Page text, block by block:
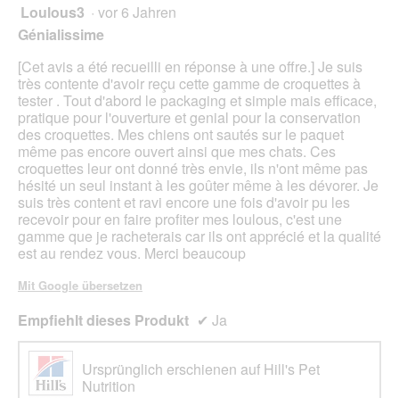
5
von
5
Sternen.
Loulous3 · vor 6 Jahren
Génialissime
[Cet avis a été recueilli en réponse à une offre.] Je suis
très contente d'avoir reçu cette gamme de croquettes à
tester . Tout d'abord le packaging et simple mais efficace,
pratique pour l'ouverture et genial pour la conservation
des croquettes. Mes chiens ont sautés sur le paquet
même pas encore ouvert ainsi que mes chats. Ces
croquettes leur ont donné très envie, ils n'ont même pas
hésité un seul instant à les goûter même à les dévorer. Je
suis très content et ravi encore une fois d'avoir pu les
recevoir pour en faire profiter mes loulous, c'est une
gamme que je racheterais car ils ont apprécié et la qualité
est au rendez vous. Merci beaucoup
Mit Google übersetzen
Empfiehlt dieses Produkt ✔ Ja
Ursprünglich erschienen auf Hill's Pet
Nutrition